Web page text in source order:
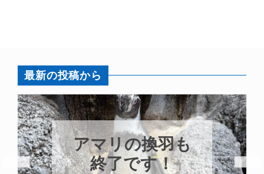
最新の投稿から
トビウオ幼魚展
示中！